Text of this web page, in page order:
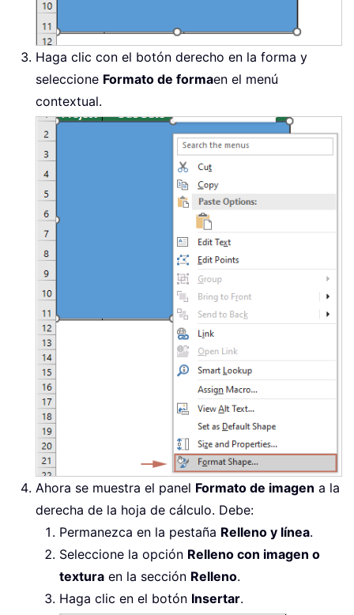
Haga clic con el botón derecho en la forma y
seleccione Formato de formaen el menú
contextual.
Ahora se muestra el panel Formato de imagen a la
derecha de la hoja de cálculo. Debe:
Permanezca en la pestaña Relleno y línea.
Seleccione la opción Relleno con imagen o
textura en la sección Relleno.
Haga clic en el botón Insertar.